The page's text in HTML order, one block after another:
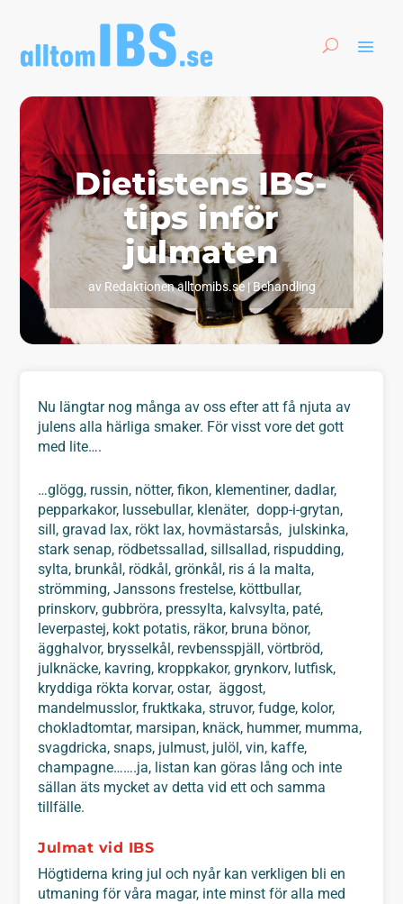
Dietistens IBS-
tips inför
julmaten
av Redaktionen alltomibs.se|Behandling
Nu längtar nog många av oss efter att få njuta av
julens alla härliga smaker. För visst vore det gott
med lite….
…glögg, russin, nötter, fikon, klementiner, dadlar,
pepparkakor, lussebullar, klenäter, dopp-i-grytan,
sill, gravad lax, rökt lax, hovmästarsås, julskinka,
stark senap, rödbetssallad, sillsallad, rispudding,
sylta, brunkål, rödkål, grönkål, ris á la malta,
strömming, Janssons frestelse, köttbullar,
prinskorv, gubbröra, pressylta, kalvsylta, paté,
leverpastej, kokt potatis, räkor, bruna bönor,
ägghalvor, brysselkål, revbensspjäll, vörtbröd,
julknäcke, kavring, kroppkakor, grynkorv, lutfisk,
kryddiga rökta korvar, ostar, äggost,
mandelmusslor, fruktkaka, struvor, fudge, kolor,
chokladtomtar, marsipan, knäck, hummer, mumma,
svagdricka, snaps, julmust, julöl, vin, kaffe,
champagne…….ja, listan kan göras lång och inte
sällan äts mycket av detta vid ett och samma
tillfälle.
Julmat vid IBS
Högtiderna kring jul och nyår kan verkligen bli en
utmaning för våra magar, inte minst för alla med